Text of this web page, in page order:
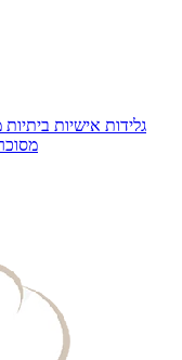
גלידות אישיות